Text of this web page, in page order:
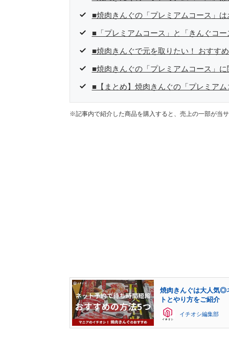
■焼肉きんぐの「プレミアムコース」
■「プレミアムコース」と「きんぐコ
■焼肉きんぐで元を取りたい！ おすす
■焼肉きんぐの「プレミアムコース」
■【まとめ】焼肉きんぐの「プレミア
※記事内で紹介した商品を購入すると、売上の一部が当
焼肉きんぐは大人気◎
トとやり方をご紹介
イチオシ編集部